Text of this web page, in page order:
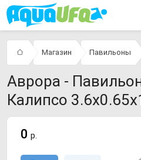
Магазин Павильоны
Аврора -
Калипсо
0 р.